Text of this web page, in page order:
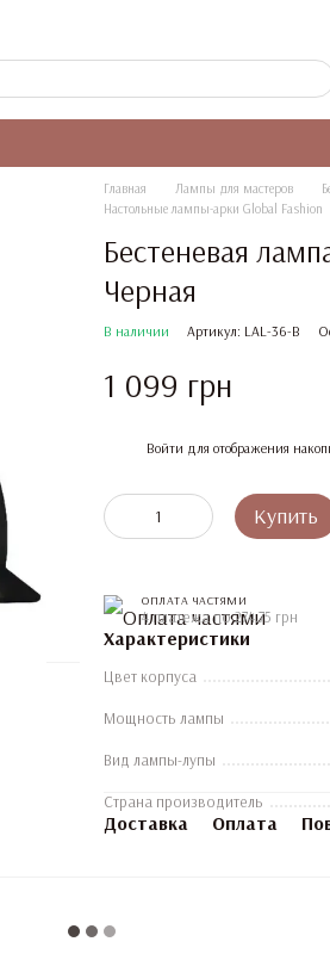
Главная Лампы для мастеров
Настольные лампы-арки Global Fashion
Бестеневая
Черная
В наличии Артикул: LAL-36-B
1 099 грн
Войти для отображения
Купить
ОПЛАТА ЧАСТЯМИ
4 платежа по 274.75 грн
Характеристики
Цвет корпуса
Мощность лампы
Вид лампы-лупы
Страна производитель
Доставка Оплата